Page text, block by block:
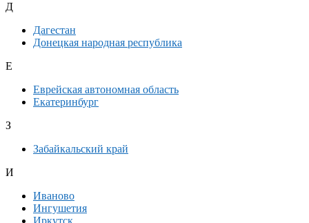
Д
Дагестан
Донецкая народная республика
Е
Еврейская автономная область
Екатеринбург
З
Забайкальский край
И
Иваново
Ингушетия